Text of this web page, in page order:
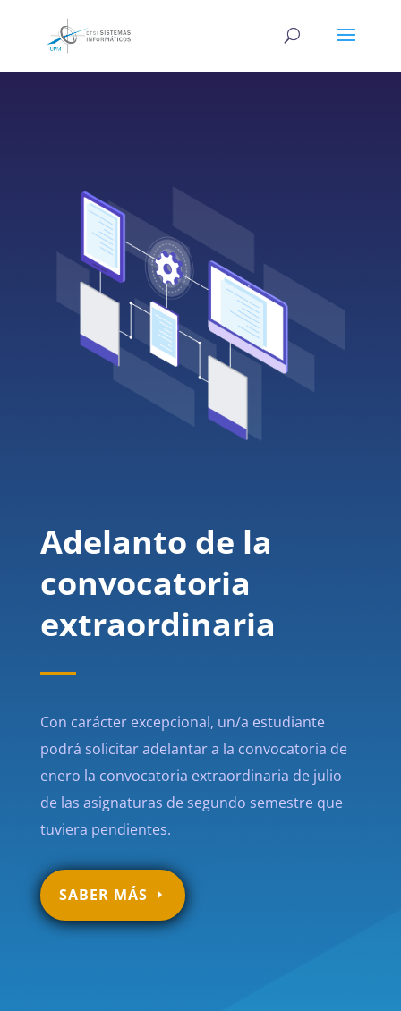
Adelanto de la
convocatoria
extraordinaria
Con carácter excepcional, un/a estudiante
podrá solicitar adelantar a la convocatoria de
enero la convocatoria extraordinaria de julio
de las asignaturas de segundo semestre que
tuviera pendientes.
SABER MÁS